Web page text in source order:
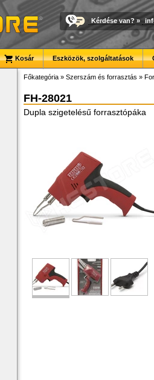
Kérdése van? »
Kosár Eszközök, szolgáltatások
Főkategória » Szerszám és forrasztás »
FH-28021
Dupla szigetelésű forrasztópáka